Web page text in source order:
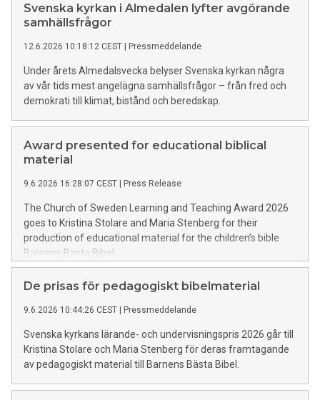
Svenska kyrkan i Almedalen lyfter avgörande
samhällsfrågor
12.6.2026 10:18:12 CEST | Pressmeddelande
Under årets Almedalsvecka belyser Svenska kyrkan några
av vår tids mest angelägna samhällsfrågor – från fred och
demokrati till klimat, bistånd och beredskap.
Award presented for educational biblical
material
9.6.2026 16:28:07 CEST | Press Release
The Church of Sweden Learning and Teaching Award 2026
goes to Kristina Stolare and Maria Stenberg for their
production of educational material for the children’s bible
Barnens Bästa Bibel.
De prisas för pedagogiskt bibelmaterial
9.6.2026 10:44:26 CEST | Pressmeddelande
Svenska kyrkans lärande- och undervisningspris 2026 går till
Kristina Stolare och Maria Stenberg för deras framtagande
av pedagogiskt material till Barnens Bästa Bibel.